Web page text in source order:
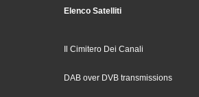
Elenco Satelliti
Il Cimitero Dei Canali
DAB over DVB transmissions